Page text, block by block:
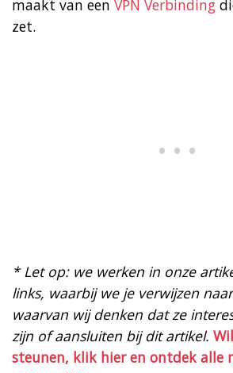
maakt van een VPN Verbinding
zet.
* Let op: we werken in onze
links, waarbij we je verwijzen
waarvan wij denken dat ze
zijn of aansluiten bij dit artikel.
steunen, klik hier en ontdek alle